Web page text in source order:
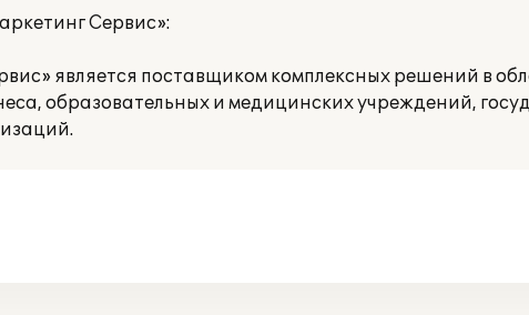
Сервис»:
является поставщиком комплексных решений в
образовательных и медицинских учреждений,